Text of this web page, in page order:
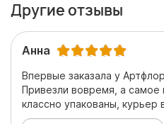
Другие отзывы
Анна
Впервые заказала у
Привезли вовремя, а
классно упакованы, курьер